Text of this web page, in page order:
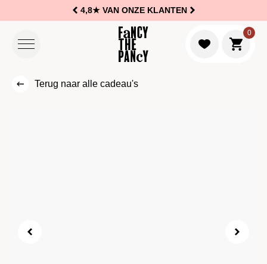
4,8★VAN ONZE KLANTEN
0
Naar
Terug naar alle cadeau's